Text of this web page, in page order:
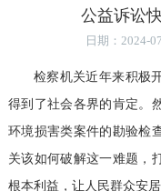
公益诉讼
日期：
检察机关近年来积极
得到了社会各界的肯定。
环境损害类案件的勘验检
关该如何破解这一难题，
根本利益，让人民群众安